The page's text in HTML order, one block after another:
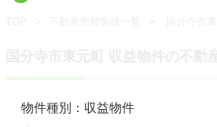
物件種別：収益物件